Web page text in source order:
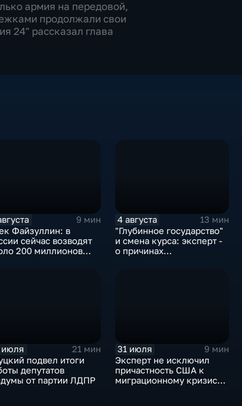
армия на передовой,
продолжали свои
24" рассказал глава
9 мин
Файзуллин: в
сейчас возводят
200 миллионов
4 августа
13 мин
"Глубинное государство"
и смена курса: эксперт -
о причинах
июля
21 мин
подвел итоги
депутатов
от партии ЛДПР
31 июля
9 мин
Эксперт не исключил
причастность США к
миграционному кризису в